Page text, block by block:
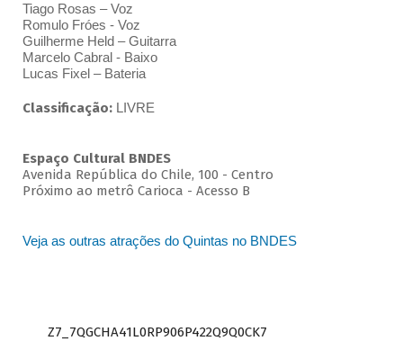
Tiago Rosas – Voz
Romulo Fróes - Voz
Guilherme Held – Guitarra
Marcelo Cabral - Baixo
Lucas Fixel – Bateria
Classificação: LIVRE
Espaço Cultural BNDES
Avenida República do Chile, 100 - Centro
Próximo ao metrô Carioca - Acesso B
Veja as outras atrações do Quintas no BNDES
Z7_7QGCHA41L0RP906P422Q9Q0CK7